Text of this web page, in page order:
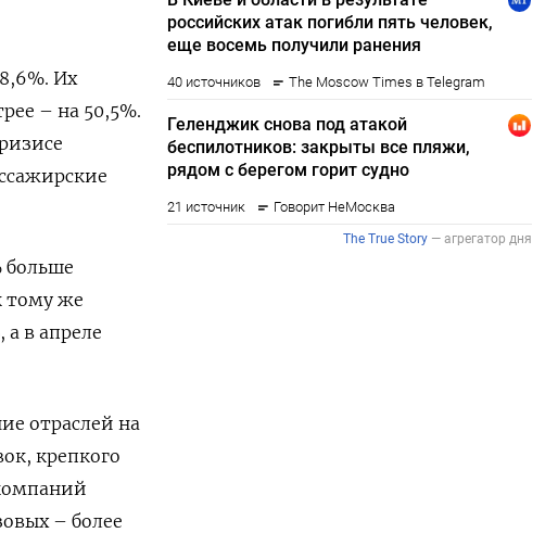
Их
– на 50,5%.
больше
тому же
а в апреле
отраслей на
крепкого
– более